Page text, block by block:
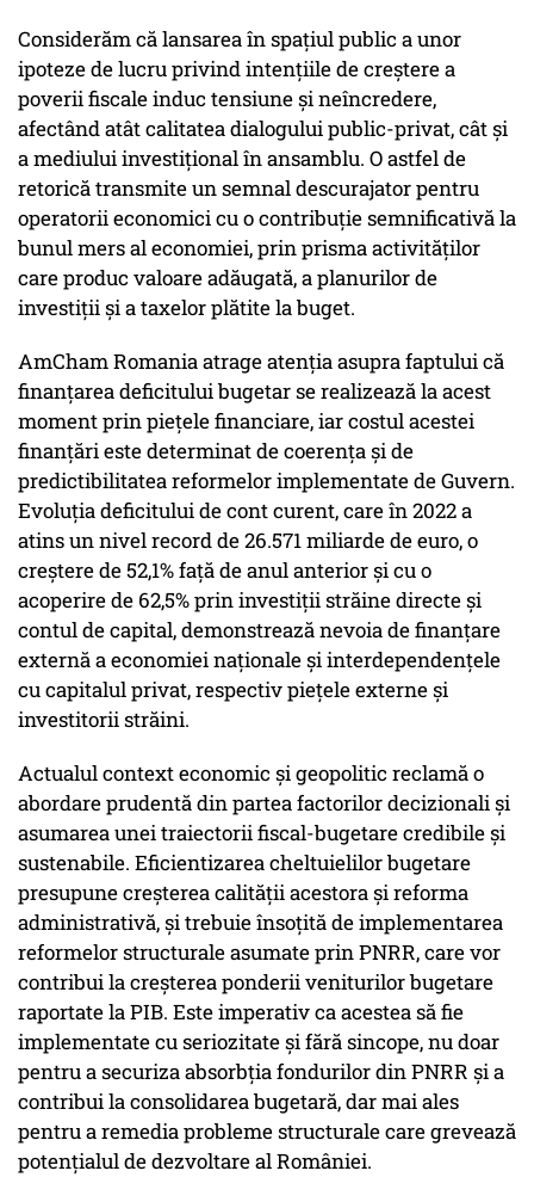
Considerăm că lansarea în spațiul public a unor
ipoteze de lucru privind intențiile de creștere a
poverii fiscale induc tensiune și neîncredere,
afectând atât calitatea dialogului public-privat, cât și
a mediului investițional în ansamblu. O astfel de
retorică transmite un semnal descurajator pentru
operatorii economici cu o contribuție semnificativă la
bunul mers al economiei, prin prisma activităților
care produc valoare adăugată, a planurilor de
investiții și a taxelor plătite la buget.
AmCham Romania atrage atenția asupra faptului că
finanțarea deficitului bugetar se realizează la acest
moment prin piețele financiare, iar costul acestei
finanțări este determinat de coerența și de
predictibilitatea reformelor implementate de Guvern.
Evoluția deficitului de cont curent, care în 2022 a
atins un nivel record de 26.571 miliarde de euro, o
creștere de 52,1% față de anul anterior și cu o
acoperire de 62,5% prin investiții străine directe și
contul de capital, demonstrează nevoia de finanțare
externă a economiei naționale și interdependențele
cu capitalul privat, respectiv piețele externe și
investitorii străini.
Actualul context economic și geopolitic reclamă o
abordare prudentă din partea factorilor decizionali și
asumarea unei traiectorii fiscal-bugetare credibile și
sustenabile. Eficientizarea cheltuielilor bugetare
presupune creșterea calității acestora și reforma
administrativă, și trebuie însoțită de implementarea
reformelor structurale asumate prin PNRR, care vor
contribui la creșterea ponderii veniturilor bugetare
raportate la PIB. Este imperativ ca acestea să fie
implementate cu seriozitate și fără sincope, nu doar
pentru a securiza absorbția fondurilor din PNRR și a
contribui la consolidarea bugetară, dar mai ales
pentru a remedia probleme structurale care grevează
potențialul de dezvoltare al României.